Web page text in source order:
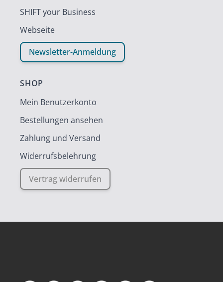
SHIFT your Business
Webseite
Newsletter-Anmeldung
SHOP
Mein Benutzerkonto
Bestellungen ansehen
Zahlung und Versand
Widerrufsbelehrung
Vertrag widerrufen